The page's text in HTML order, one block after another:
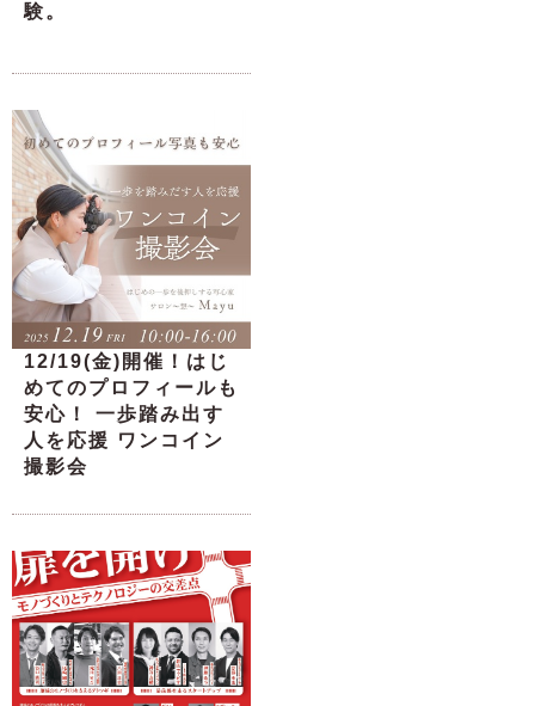
験。
12/19(金)開催！はじ
めてのプロフィールも
安心！ 一歩踏み出す
人を応援 ワンコイン
撮影会